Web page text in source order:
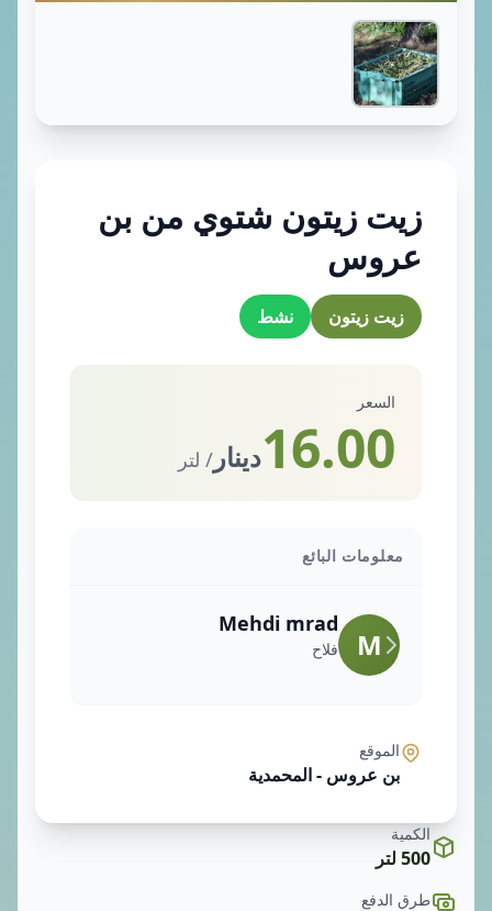
زيت زيتون شتوي من بن
عروس
زيت زيتون نشط
السعر
16.00دينار / لتر
معلومات البائع
M
Mehdi mrad
فلاح
الموقع
بن عروس - المحمدية
الكمية
500 لتر
طرق الدفع